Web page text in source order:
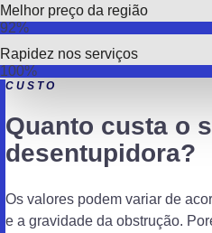
Melhor preço da região
92%
Rapidez nos serviços
100%
CUSTO
Quanto custa o
desentupidora?
Os valores podem variar de
e a gravidade da obstrução.